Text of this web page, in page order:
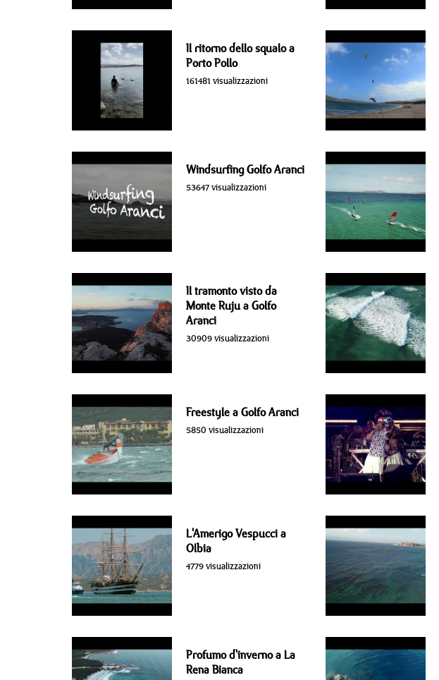
Il ritorno dello squalo a
Porto Pollo
161481 visualizzazioni
Windsurfing Golfo Aranci
53647 visualizzazioni
Il tramonto visto da
Monte Ruju a Golfo
Aranci
30909 visualizzazioni
Freestyle a Golfo Aranci
5850 visualizzazioni
L'Amerigo Vespucci a
Olbia
4779 visualizzazioni
Profumo d'inverno a La
Rena Bianca